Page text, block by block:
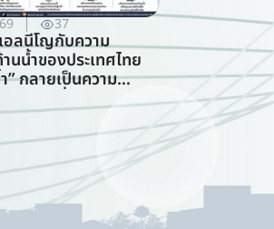
37
อลนีโญกับความ
นน้ำของประเทศไทย
” กลายเป็นความ
นดับแรกที่ทุกภาคส่วน
บมือ (การจัดการ
กรน้ำ)